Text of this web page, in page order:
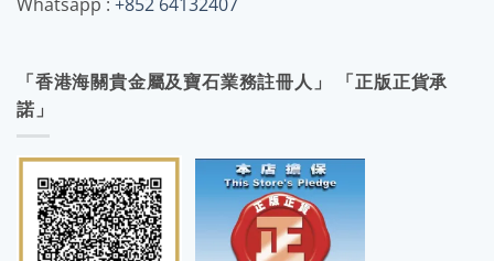
「香港海關貴金屬及寶石業務註冊人」 「正版正貨承
諾」